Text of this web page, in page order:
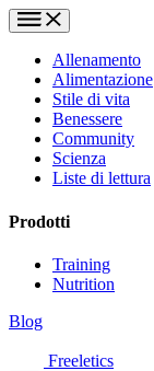
Allenamento
Alimentazione
Stile di vita
Benessere
Community
Scienza
Liste di lettura
Prodotti
Training
Nutrition
Blog
Freeletics